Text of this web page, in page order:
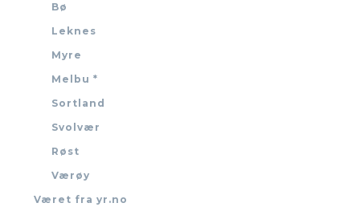
Bø
Leknes
Myre
Melbu *
Sortland
Svolvær
Røst
Værøy
Været fra yr.no